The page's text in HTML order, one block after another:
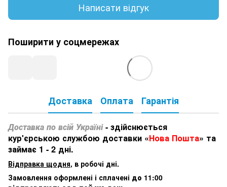
Написати відгук
Поширити у соцмережах
Доставка Оплата Гарантія
Доставка по всій Україні - здійснюється
кур'єрською службою доставки «Нова Пошта» та
займає 1 - 2 дні.
Відправка щодня, в робочі дні.
Замовлення оформлені і сплачені до 11:00